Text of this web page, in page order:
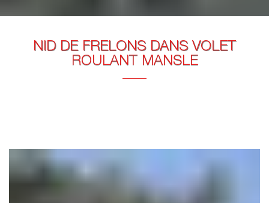
NID DE FRELONS DANS VOLET
ROULANT MANSLE